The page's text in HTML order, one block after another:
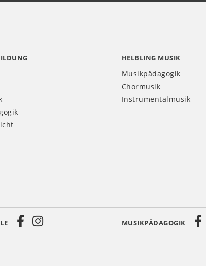
HELBLING MUSIK
Musikpädagogik
Chormusik
Instrumentalmusik
MUSIKPÄDAGOGIK